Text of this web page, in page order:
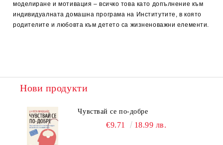
моделиране и мотивация – всичко това като допълнение към
индивидуалната домашна програма на Институтите, в която
родителите и любовта към детето са жизненоважни елементи.
Нови продукти
Чувствай се по-добре
€9.71 18.99 лв.